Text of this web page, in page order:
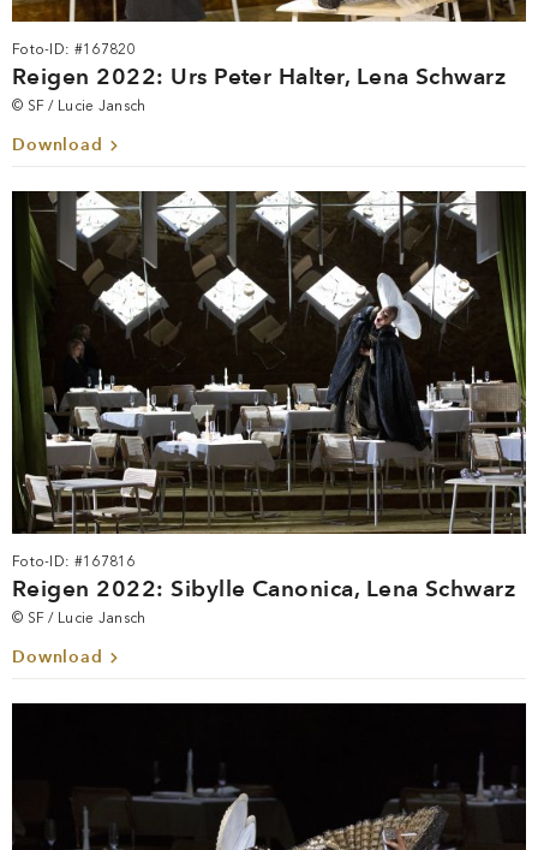
Foto-ID: #167820
Reigen 2022: Urs Peter Halter, Lena Schwarz
© SF / Lucie Jansch
Download
Foto-ID: #167816
Reigen 2022: Sibylle Canonica, Lena Schwarz
© SF / Lucie Jansch
Download